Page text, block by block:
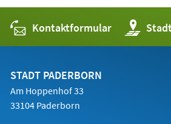
Kontaktformular (Öffnet
in
einem
STADT PADERBORN
Am Hoppenhof 33
33104 Paderborn